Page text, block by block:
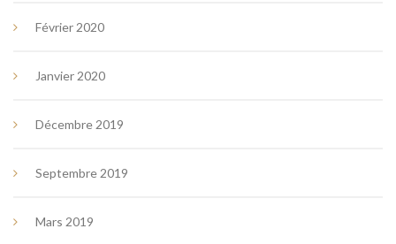
Février 2020
Janvier 2020
Décembre 2019
Septembre 2019
Mars 2019